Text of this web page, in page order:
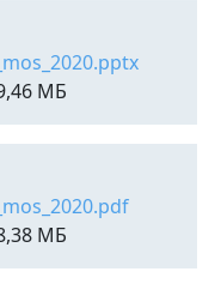
МБ
МБ